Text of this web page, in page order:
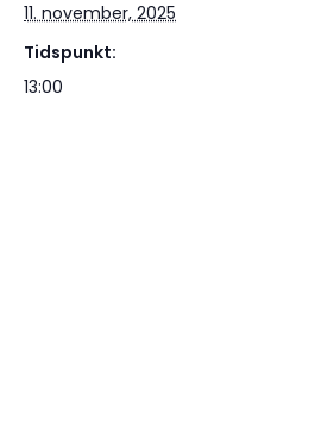
11. november, 2025
Tidspunkt:
13:00